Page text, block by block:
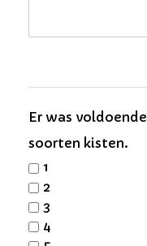
Er was
soorten kisten.
1
2
3
4